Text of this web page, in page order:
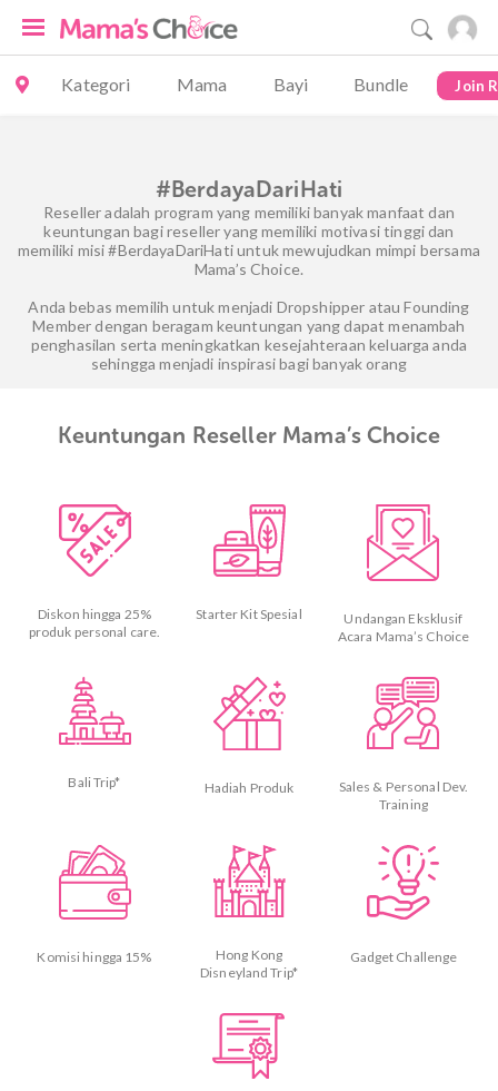
Kategori Mama Bayi Bundle Join
#BerdayaDariHati
Reseller adalah program yang memiliki banyak manfaat dan
keuntungan bagi reseller yang memiliki motivasi tinggi dan
memiliki misi #BerdayaDariHati untuk mewujudkan mimpi bersama
Mama’s Choice.
Anda bebas memilih untuk menjadi Dropshipper atau Founding
Member dengan beragam keuntungan yang dapat menambah
penghasilan serta meningkatkan kesejahteraan keluarga anda
sehingga menjadi inspirasi bagi banyak orang
Keuntungan Reseller Mama’s Choice
Diskon hingga 25%
produk personal care.
Starter Kit Spesial
Undangan Eksklusif
Acara Mama’s Choice
Bali Trip* Hadiah Produk
Sales & Personal Dev.
Training
Komisi hingga 15%
Hong Kong
Disneyland Trip*
Gadget Challenge